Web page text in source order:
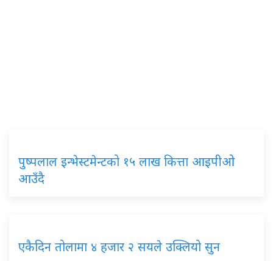
पुष्पलाल इन्भेस्टमेन्टको १५ लाख कित्ता आइपीओ
आउँदै
एकैदिन तोलामा ४ हजार २ सयले उक्लियो सुन